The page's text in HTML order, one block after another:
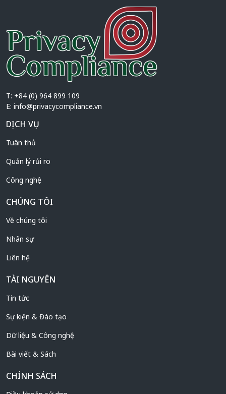
T: +84 (0) 964 899 109
E: info@privacycompliance.vn
DỊCH VỤ
Tuân thủ
Quản lý rủi ro
Công nghệ
CHÚNG TÔI
Về chúng tôi
Nhân sự
Liên hệ
TÀI NGUYÊN
Tin tức
Sự kiện & Đào tạo
Dữ liệu & Công nghệ
Bài viết & Sách
CHÍNH SÁCH